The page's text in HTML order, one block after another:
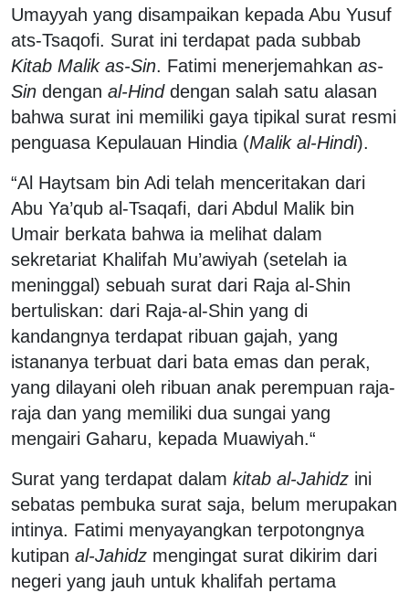
Umayyah yang disampaikan kepada Abu Yusuf
ats-Tsaqofi. Surat ini terdapat pada subbab
Kitab Malik as-Sin. Fatimi menerjemahkan as-
Sin dengan al-Hinddengan salah satu alasan
bahwa surat ini memiliki gaya tipikal surat resmi
penguasa Kepulauan Hindia (Malik al-Hindi).
“Al Haytsam bin Adi telah menceritakan dari
Abu Ya’qub al-Tsaqafi, dari Abdul Malik bin
Umair berkata bahwa ia melihat dalam
sekretariat Khalifah Mu’awiyah (setelah ia
meninggal) sebuah surat dari Raja al-Shin
bertuliskan: dari Raja-al-Shin yang di
kandangnya terdapat ribuan gajah, yang
istananya terbuat dari bata emas dan perak,
yang dilayani oleh ribuan anak perempuan raja-
raja dan yang memiliki dua sungai yang
mengairi Gaharu, kepada Muawiyah.“
Surat yang terdapat dalam kitab al-Jahidz ini
sebatas pembuka surat saja, belum merupakan
intinya. Fatimi menyayangkan terpotongnya
kutipan al-Jahidz mengingat surat dikirim dari
negeri yang jauh untuk khalifah pertama